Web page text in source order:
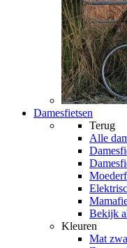
Damesfietsen
Terug
Alle
Bekijk
Kleuren
Mat